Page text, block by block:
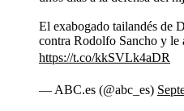
El exabogado tailandés de
contra Rodolfo Sancho y le
https://t.co/kkSVLk4aDR
— ABC.es (@abc_es)